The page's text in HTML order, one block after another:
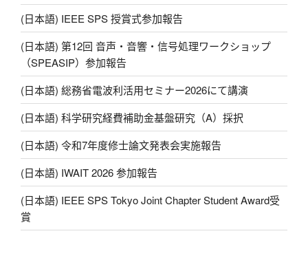
(日本語) IEEE SPS 授賞式参加報告
(日本語) 第12回 音声・音響・信号処理ワークショップ
（SPEASIP）参加報告
(日本語) 総務省電波利活用セミナー2026にて講演
(日本語) 科学研究経費補助金基盤研究（A）採択
(日本語) 令和7年度修士論文発表会実施報告
(日本語) IWAIT 2026 参加報告
(日本語) IEEE SPS Tokyo Joint Chapter Student Award受
賞